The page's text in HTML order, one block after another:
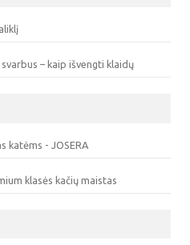
– kaip išvengti klaidų
katėms - JOSERA
klasės kačių maistas